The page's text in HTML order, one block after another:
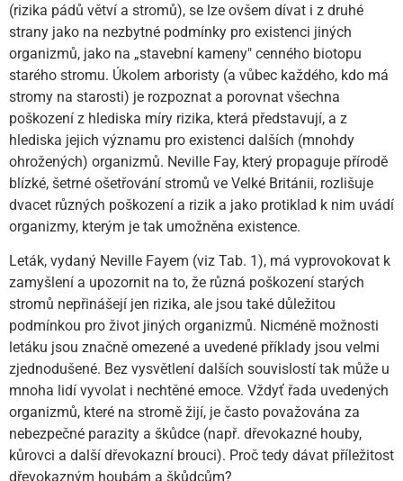
(rizika pádů větví a stromů), se lze ovšem dívat i z druhé
strany jako na nezbytné podmínky pro existenci jiných
organizmů, jako na „stavební kameny" cenného biotopu
starého stromu. Úkolem arboristy (a vůbec každého, kdo má
stromy na starosti) je rozpoznat a porovnat všechna
poškození z hlediska míry rizika, která představují, a z
hlediska jejich významu pro existenci dalších (mnohdy
ohrožených) organizmů. Neville Fay, který propaguje přírodě
blízké, šetrné ošetřování stromů ve Velké Británii, rozlišuje
dvacet různých poškození a rizik a jako protiklad k nim uvádí
organizmy, kterým je tak umožněna existence.
Leták, vydaný Neville Fayem (viz Tab. 1), má vyprovokovat k
zamyšlení a upozornit na to, že různá poškození starých
stromů nepřinášejí jen rizika, ale jsou také důležitou
podmínkou pro život jiných organizmů. Nicméně možnosti
letáku jsou značně omezené a uvedené příklady jsou velmi
zjednodušené. Bez vysvětlení dalších souvislostí tak může u
mnoha lidí vyvolat i nechtěné emoce. Vždyť řada uvedených
organizmů, které na stromě žijí, je často považována za
nebezpečné parazity a škůdce (např. dřevokazné houby,
kůrovci a další dřevokazní brouci). Proč tedy dávat příležitost
dřevokazným houbám a škůdcům?